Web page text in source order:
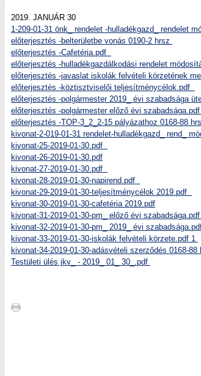
2019. JANUÁR 30
1-209-01-31 önk_ rendelet -hulladékgazd_ rendelet
előterjesztés -belterületbe vonás 0190-2 hrsz
előterjesztés -Cafetéria.pdf
előterjesztés -hulladékgazdálkodási rendelet
előterjesztés -javaslat iskolák felvételi körzetének
előterjesztés -köztisztviselői teljesítménycélok.pdf
előterjesztés -polgármester 2019_ évi szabadsága
előterjesztés -polgármester előző évi szabadsága.pdf
előterjesztés -TOP-3_2_2-15 pályázathoz 0168-88
kivonat-2-019-01-31 rendelet-hulladékgazd_ rend_
kivonat-25-2019-01-30.pdf
kivonat-26-2019-01-30.pdf
kivonat-27-2019-01-30.pdf
kivonat-28-2019-01-30-napirend.pdf
kivonat-29-2019-01-30-teljesítménycélok 2019.pdf
kivonat-30-2019-01-30-cafetéria 2019.pdf
kivonat-31-2019-01-30-pm_ előző évi szabadsága.pdf
kivonat-32-2019-01-30-pm_ 2019_ évi
kivonat-33-2019-01-30-iskolák felvételi körzete.pdf 1
kivonat-34-2019-01-30-adásvételi szerződés 0168-88
Testületi ülés jkv_ - 2019_ 01_ 30_.pdf